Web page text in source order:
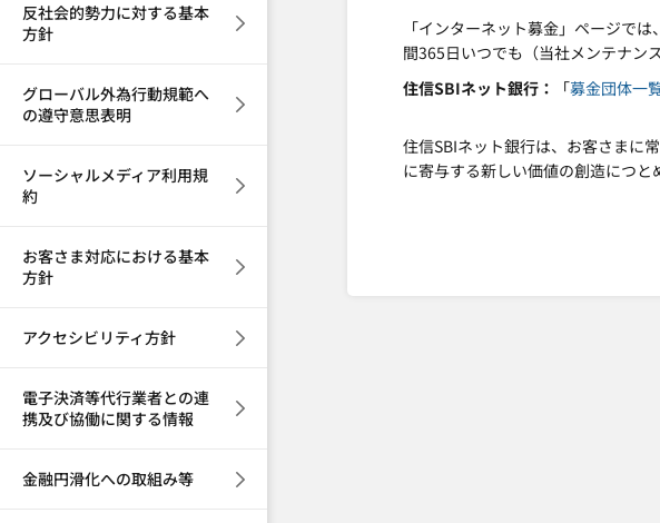
「インターネット募金」ページで
間365日いつでも（当社メンテナン
住信SBIネット銀行
「募金団体一
住信SBIネット銀行は、お客さまに
に寄与する新しい価値の創造につと
反社会的勢力に対する基本
方針
グローバル外為行動規範へ
の遵守意思表明
ソーシャルメディア利用規
約
お客さま対応における基本
方針
アクセシビリティ方針
電子決済等代行業者との連
携及び協働に関する情報
金融円滑化への取組み等